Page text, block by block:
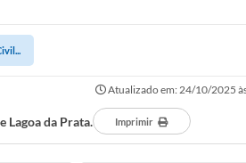
Atualizado em: 24/10/2025
Lagoa da Prata. Imprimir